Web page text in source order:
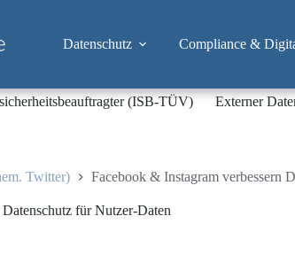
Datenschutz Compliance &
(ISB-TÜV) Externer
Twitter) Facebook & Instagram verbessern
für Nutzer-Daten